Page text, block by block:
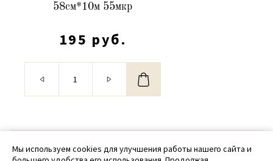
58см*10м 55мкр
195 руб.
© 2020 - 2026 SamPack
Мы используем cookies для улучшения работы нашего сайта и